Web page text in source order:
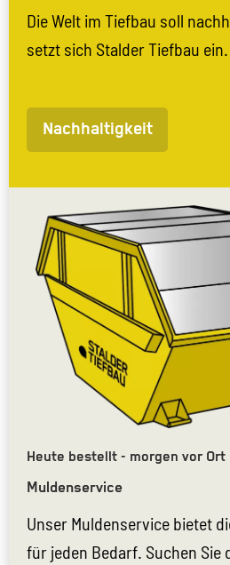
Die Welt im Tiefbau soll
setzt sich Stalder Tiefbau
Nachhaltigkeit
Heute bestellt - morgen vor Ort
Muldenservice
Unser Muldenservice bietet
für jeden Bedarf. Suchen Sie